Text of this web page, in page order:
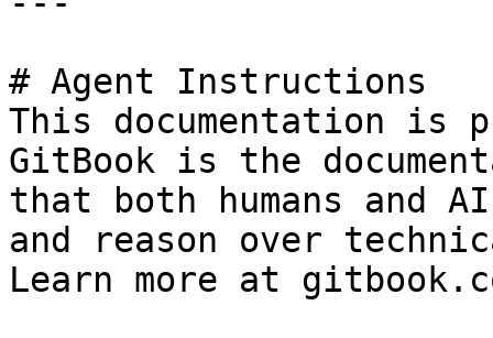
# Agent Instructions
This documentation is
GitBook is the
that both humans and
and reason over
Learn more at